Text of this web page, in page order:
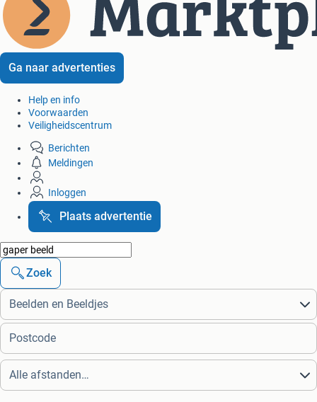
Ga naar advertenties
Help en info
Voorwaarden
Veiligheidscentrum
Berichten
Meldingen
Inloggen
Plaats advertentie
Zoek
Beelden en Beeldjes
Alle afstanden…